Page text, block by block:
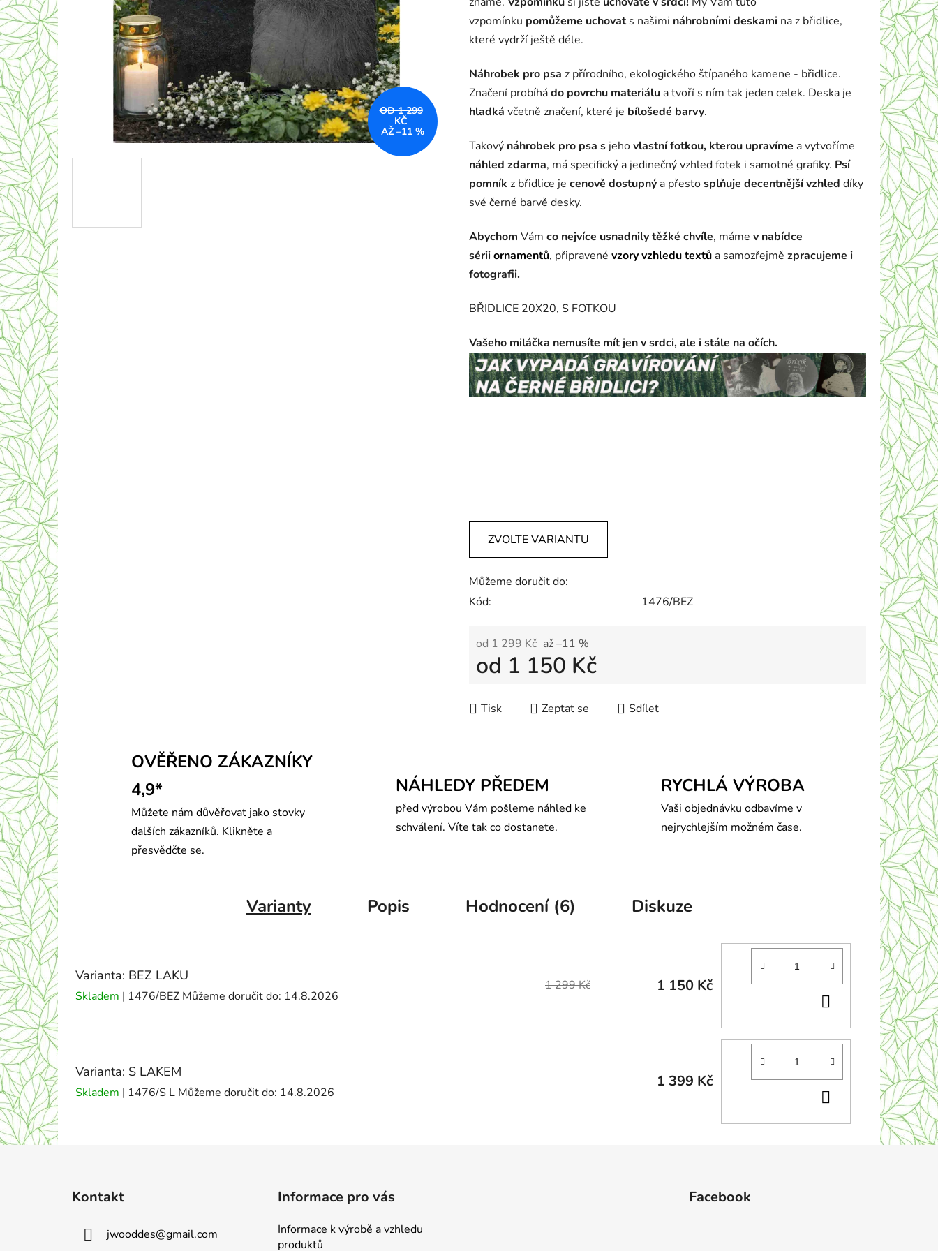
5,0
z
5
vzpomínku pomůžeme uchovat s našimi náhrobními deskami na z břidlice,
které vydrží ještě déle.
Náhrobek pro psa z přírodního, ekologického štípaného kamene - břidlice.
Značení probíhádo povrchu materiálu a tvoří s ním tak jeden celek. Deska je
hladká včetně značení, které je bílošedé barvy.
Takový náhrobek pro psa s jehovlastní fotkou, kterou upravíme a vytvoříme
náhled zdarma, má specifický a jedinečný vzhled fotek i samotné grafiky. Psí
pomník z břidlice je cenově dostupný a přestosplňuje decentnější vzhled díky
své černé barvě desky.
Abychom Vám co nejvíce usnadnily těžké chvíle, máme v nabídce
sériiornamentů, připravené vzory vzhledu textů a samozřejmě zpracujeme i
fotografii.
BŘIDLICE 20X20, S FOTKOU
Vašeho miláčka nemusíte mít jen v srdci, ale i stále na očích.
ZVOLTE VARIANTU
Můžeme doručit do:
Kód:
1476/BEZ
od 1 299 Kč až –11 %
od 1 150 Kč
Tisk
Zeptat se Sdílet
OD 1 299
KČ
AŽ –11 %
OVĚŘENO ZÁKAZNÍKY
4,9*
Můžete nám důvěřovat jako stovky
dalších zákazníků. Klikněte a
přesvědčte se.
NÁHLEDY PŘEDEM
před výrobou Vám pošleme náhled ke
schválení. Víte tak co dostanete.
RYCHLÁ VÝROBA
Vaši objednávku odbavíme v
nejrychlejším možném čase.
Varianty Popis Hodnocení (6) Diskuze
Varianta: BEZ LAKU
Skladem | 1476/BEZ Můžeme doručit do: 14.8.2026
1 299 Kč 1 150 Kč
KOŠÍKU
Varianta: S LAKEM
Skladem | 1476/S L Můžeme doručit do: 14.8.2026
1 399 Kč
KOŠÍKU
Kontakt
jwooddes@gmail.com
Informace pro vás
Informace k výrobě a vzhledu
produktů
Facebook